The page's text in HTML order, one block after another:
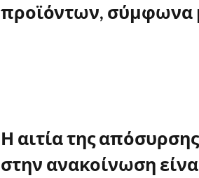
προϊόντων, σύμφωνα
Η αιτία της
στην ανακοίνωση